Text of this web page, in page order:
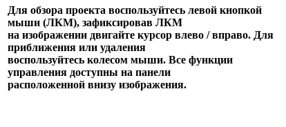
Для обзора проекта воспользуйтесь левой кнопкой
мыши (ЛКМ), зафиксировав ЛКМ
на изображении двигайте курсор влево / вправо. Для
приближения или удаления
воспользуйтесь колесом мыши. Все функции
управления доступны на панели
расположенной внизу изображения.